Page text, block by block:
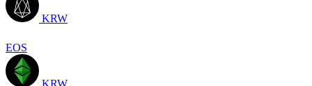
KRW
EOS
KRW